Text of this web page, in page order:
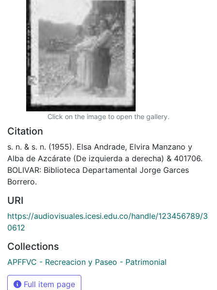
Click on the image to open the gallery.
Citation
s. n. & s. n. (1955). Elsa Andrade, Elvira Manzano y
Alba de Azcárate (De izquierda a derecha) & 401706.
BOLIVAR: Biblioteca Departamental Jorge Garces
Borrero.
URI
https://audiovisuales.icesi.edu.co/handle/123456789/3
0612
Collections
APFFVC - Recreacion y Paseo - Patrimonial
Full item page